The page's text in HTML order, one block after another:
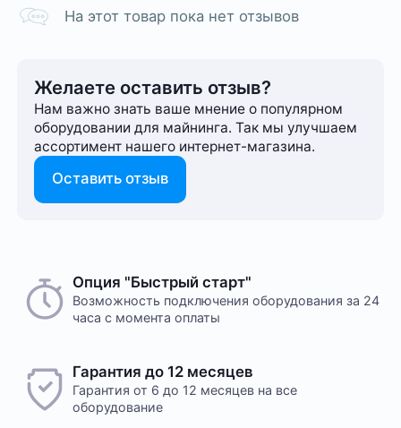
На этот товар пока нет отзывов
Желаете оставить отзыв?
Нам важно знать ваше мнение о популярном
оборудовании для майнинга. Так мы улучшаем
ассортимент нашего интернет-⁠магазина.
Оставить отзыв
Опция "Быстрый старт"
Возможность подключения оборудования за 24
часа с момента оплаты
Гарантия до 12 месяцев
Гарантия от 6 до 12 месяцев на все
оборудование